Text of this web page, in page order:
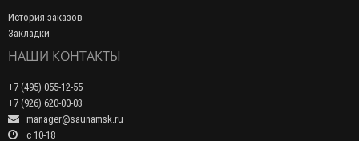
История заказов
Закладки
НАШИ КОНТАКТЫ
+7 (495) 055-12-55
+7 (926) 620-00-03
manager@saunamsk.ru
c 10-18